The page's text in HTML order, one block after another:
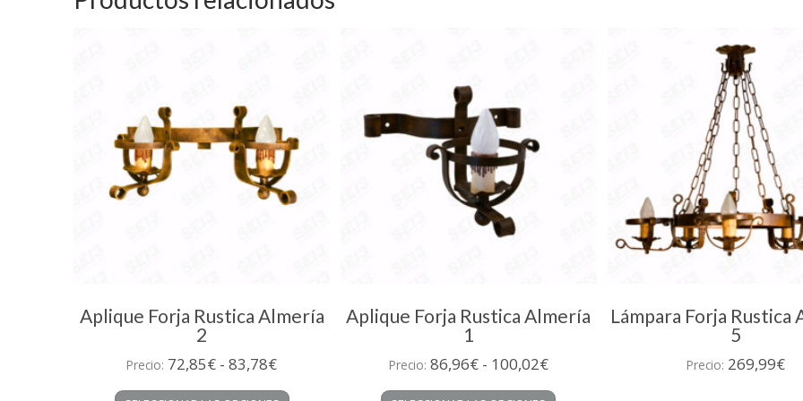
hasta
Las
página
de
Aplique Forja Rustica Almería
2
Precio: 72,85€ - 83,78€Rango
deEste
Aplique Forja Rustica Almería
1
Precio: 86,96€ - 100,02€Rango
deEste
Lámpara Forja Rustica
5
Precio: 269,99€